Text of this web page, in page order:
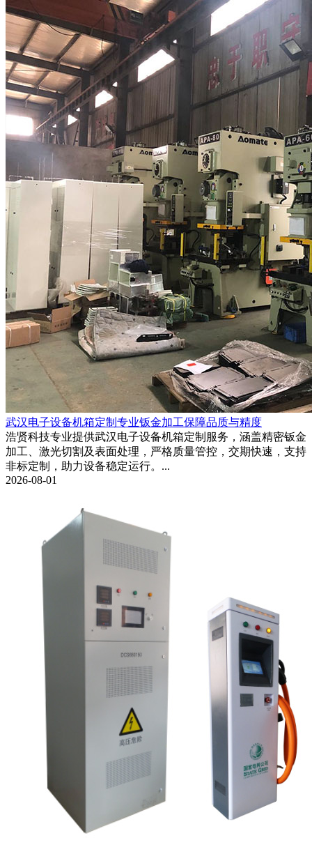
武汉电子设备机箱定制专业钣金加工保障品质与精度
浩贤科技专业提供武汉电子设备机箱定制服务，涵盖精密钣金
加工、激光切割及表面处理，严格质量管控，交期快速，支持
非标定制，助力设备稳定运行。...
2026-08-01